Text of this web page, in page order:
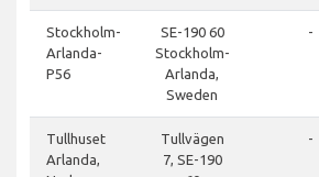
Stockholm-
Arlanda-
P56
SE-190 60
Stockholm-
Arlanda,
Sweden
-
Tullhuset
Arlanda,
Tullvägen
7, SE-190
-